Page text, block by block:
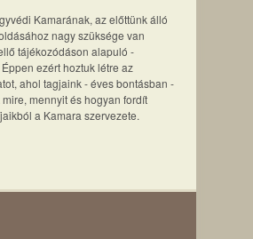
Kamarának, az előttünk álló
nagy szüksége van
tájékozódáson alapuló -
ezért hoztuk létre az
ahol tagjaink - éves bontásban -
mennyit és hogyan fordít
a Kamara szervezete.